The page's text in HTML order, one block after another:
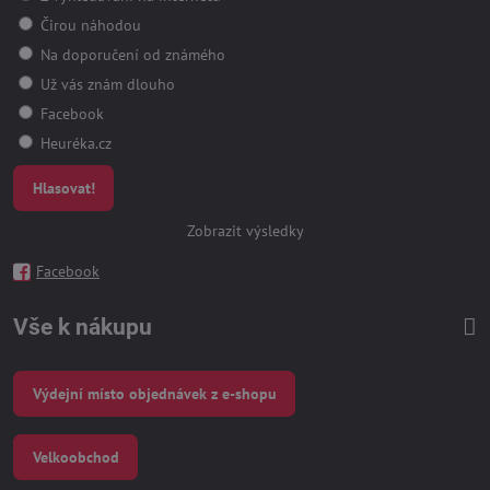
Čirou náhodou
Na doporučení od známého
Už vás znám dlouho
Facebook
Heuréka.cz
Hlasovat!
Zobrazit výsledky
Facebook
Vše k nákupu
Výdejní místo objednávek z e-shopu
Velkoobchod